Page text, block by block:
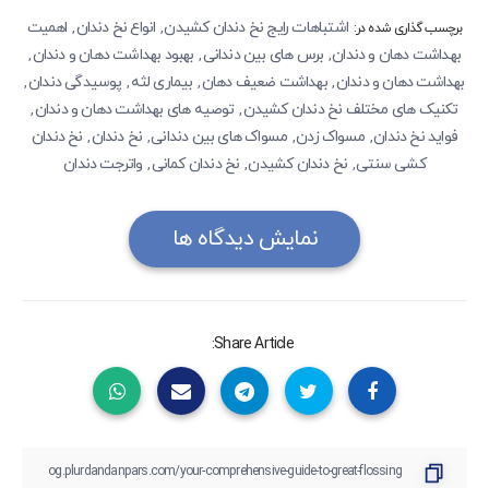
برچسب گذاری شده در: اشتباهات رایج نخ دندان کشیدن, انواع نخ دندان, اهمیت
بهداشت دهان و دندان, برس های بین دندانی, بهبود بهداشت دهان و دندان,
بهداشت دهان و دندان,بهداشت ضعیف دهان, بیماری لثه, پوسیدگی‌ دندان,
تکنیک های مختلف نخ دندان کشیدن,توصیه های بهداشت دهان و دندان,
فواید نخ دندان, مسواک زدن, مسواک های بین دندانی, نخ دندان, نخ دندان
کشی سنتی, نخ دندان کشیدن, نخ دندان کمانی, واترجت دندان
نمایش دیدگاه ها
Share Article: